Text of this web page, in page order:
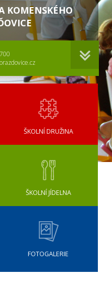
KOMENSKÉHO
ŠKOLNÍ DRUŽINA
ŠKOLNÍ JÍDELNA
FOTOGALERIE